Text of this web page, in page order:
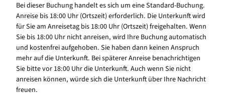
Bei dieser Buchung handelt es sich um eine Standard-Buchung.
Anreise bis 18:00 Uhr (Ortszeit) erforderlich. Die Unterkunft wird
für Sie am Anreisetag bis 18:00 Uhr (Ortszeit) freigehalten. Wenn
Sie bis 18:00 Uhr nicht anreisen, wird Ihre Buchung automatisch
und kostenfrei aufgehoben. Sie haben dann keinen Anspruch
mehr auf die Unterkunft. Bei späterer Anreise benachrichtigen
Sie bitte vor 18:00 Uhr die Unterkunft. Auch wenn Sie nicht
anreisen können, würde sich die Unterkunft über Ihre Nachricht
freuen.